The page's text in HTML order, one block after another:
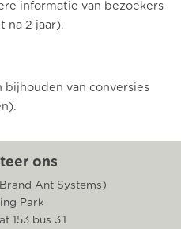
informatie van bezoekers
na 2 jaar).
bijhouden van conversies
ons
Ant Systems)
Park
153 bus 3.1